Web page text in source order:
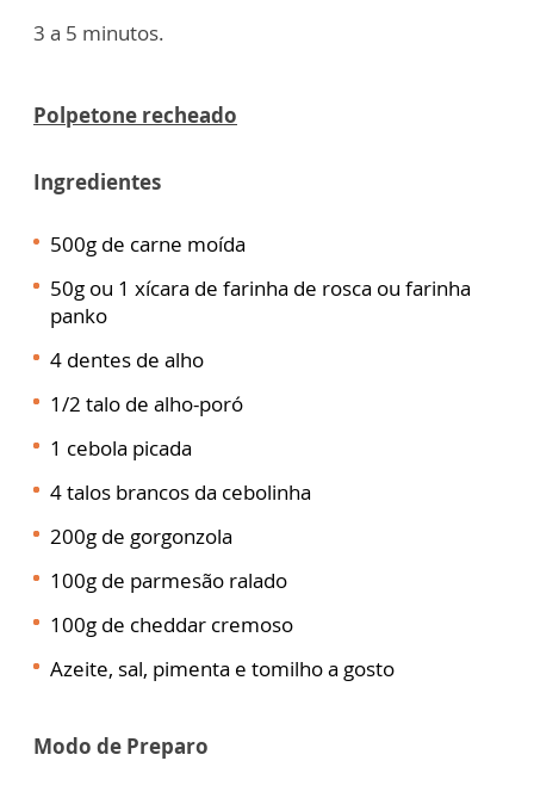
3 a 5 minutos.
Polpetone recheado
Ingredientes
500g de carne moída
50g ou 1 xícara de farinha de rosca ou farinha
panko
4 dentes de alho
1/2 talo de alho-poró
1 cebola picada
4 talos brancos da cebolinha
200g de gorgonzola
100g de parmesão ralado
100g de cheddar cremoso
Azeite, sal, pimenta e tomilho a gosto
Modo de Preparo